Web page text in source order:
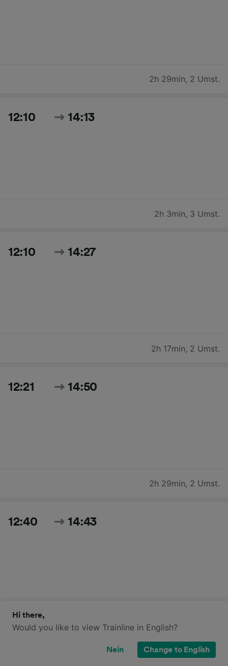
2h 29min, 2 Umst.
12:10 14:13
2h 3min, 3 Umst.
12:10 14:27
2h 17min, 2 Umst.
12:21 14:50
2h 29min, 2 Umst.
12:40 14:43
Hi there,
Would you like to view Trainline in English?
Nein Change to English